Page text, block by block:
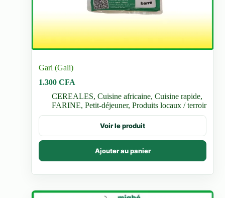
Gari (Gali)
1.300CFA
CEREALES,Cuisine africaine,Cuisine rapide,
FARINE,Petit-déjeuner,Produits locaux / terroir
Voir le produit
Ajouter au panier